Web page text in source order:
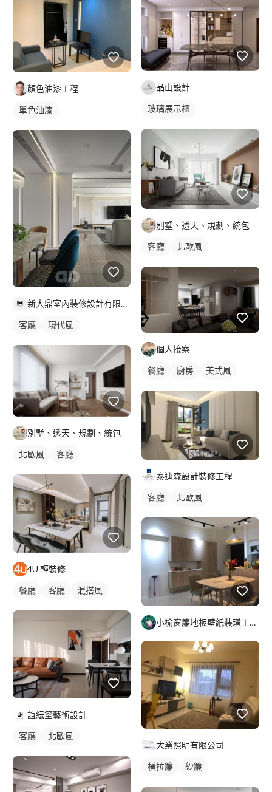
顏色油漆工程
單色油漆
新大鼎室內裝修設計有限公司
客廳 現代風
別墅、透天、規劃、統包
北歐風 客廳
4U 輕裝修
餐廳 客廳 混搭風
誼紜筌藝術設計
客廳 北歐風
品山設計
玻璃展示櫃
別墅、透天、規劃、統包
客廳 北歐風
個人接案
餐廳 廚房 美式風
泰迪森設計裝修工程
客廳 北歐風
小榆窗簾地板壁紙裝璜工廠/山辰室內設計
大業照明有限公司
橫拉簾
紗簾